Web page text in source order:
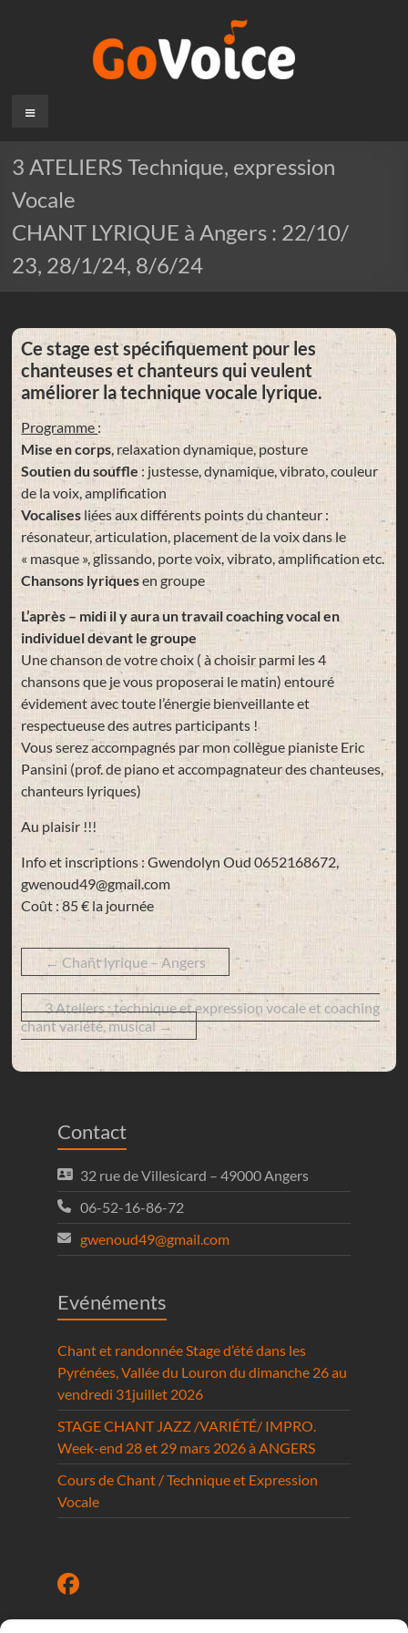
Go-
Menu
3 ATELIERS Technique, expression
Vocale
CHANT LYRIQUE à Angers : 22/10/
23, 28/1/24, 8/6/24
Ce stage est spécifiquement pour les
chanteuses et chanteurs qui veulent
améliorer la technique vocale lyrique.
Programme:
Mise en corps, relaxation dynamique, posture
Soutien du souffle : justesse, dynamique, vibrato, couleur
de la voix, amplification
Vocalises liées aux différents points du chanteur :
résonateur, articulation, placement de la voix dans le
« masque », glissando, porte voix, vibrato, amplification etc.
Chansons lyriquesen groupe
L’après – midi il y aura un travail coaching vocal en
individuel devant le groupe
Une chanson de votre choix ( à choisir parmi les 4
chansons que je vous proposerai le matin) entouré
évidement avec toute l’énergie bienveillante et
respectueuse des autres participants !
Vous serez accompagnés par mon collègue pianiste Eric
Pansini (prof. de piano et accompagnateur des chanteuses,
chanteurs lyriques)
Au plaisir !!!
Info et inscriptions : Gwendolyn Oud 0652168672,
gwenoud49@gmail.com
Coût : 85 € la journée
← Chant lyrique – Angers
3 Ateliers : technique et expression vocale et coaching
chant variété, musical→
Contact
32 rue de Villesicard – 49000 Angers
06-52-16-86-72
gwenoud49@gmail.com
Evénéments
Chant et randonnée Stage d’été dans les
Pyrénées, Vallée du Louron du dimanche 26 au
vendredi 31juillet 2026
STAGE CHANT JAZZ /VARIÉTÉ/ IMPRO.
Week-end 28 et 29 mars 2026 à ANGERS
Cours de Chant / Technique et Expression
Vocale